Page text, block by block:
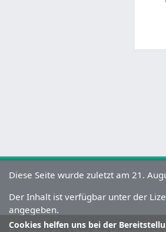
Cookies helfen uns bei der
Diese Seite wurde zuletzt am 21.
Der Inhalt ist verfügbar unter der
angegeben.